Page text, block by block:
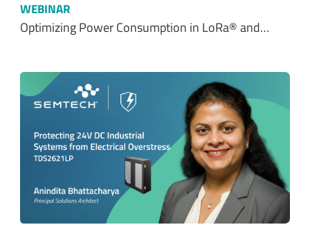
WEBINAR
Optimizing Power Consumption in LoRa® and…